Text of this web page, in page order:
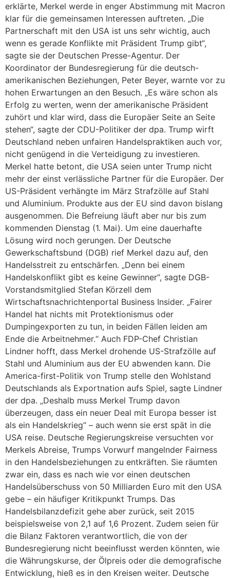
erklärte, Merkel werde in enger Abstimmung mit Macron
klar für die gemeinsamen Interessen auftreten. „Die
Partnerschaft mit den USA ist uns sehr wichtig, auch
wenn es gerade Konflikte mit Präsident Trump gibt“,
sagte sie der Deutschen Presse-Agentur. Der
Koordinator der Bundesregierung für die deutsch-
amerikanischen Beziehungen, Peter Beyer, warnte vor zu
hohen Erwartungen an den Besuch. „Es wäre schon als
Erfolg zu werten, wenn der amerikanische Präsident
zuhört und klar wird, dass die Europäer Seite an Seite
stehen“, sagte der CDU-Politiker der dpa. Trump wirft
Deutschland neben unfairen Handelspraktiken auch vor,
nicht genügend in die Verteidigung zu investieren.
Merkel hatte betont, die USA seien unter Trump nicht
mehr der einst verlässliche Partner für die Europäer. Der
US-Präsident verhängte im März Strafzölle auf Stahl
und Aluminium. Produkte aus der EU sind davon bislang
ausgenommen. Die Befreiung läuft aber nur bis zum
kommenden Dienstag (1. Mai). Um eine dauerhafte
Lösung wird noch gerungen. Der Deutsche
Gewerkschaftsbund (DGB) rief Merkel dazu auf, den
Handelsstreit zu entschärfen. „Denn bei einem
Handelskonflikt gibt es keine Gewinner“, sagte DGB-
Vorstandsmitglied Stefan Körzell dem
Wirtschaftsnachrichtenportal Business Insider. „Fairer
Handel hat nichts mit Protektionismus oder
Dumpingexporten zu tun, in beiden Fällen leiden am
Ende die Arbeitnehmer.“ Auch FDP-Chef Christian
Lindner hofft, dass Merkel drohende US-Strafzölle auf
Stahl und Aluminium aus der EU abwenden kann. Die
America-first-Politik von Trump stelle den Wohlstand
Deutschlands als Exportnation aufs Spiel, sagte Lindner
der dpa. „Deshalb muss Merkel Trump davon
überzeugen, dass ein neuer Deal mit Europa besser ist
als ein Handelskrieg“ – auch wenn sie erst spät in die
USA reise. Deutsche Regierungskreise versuchten vor
Merkels Abreise, Trumps Vorwurf mangelnder Fairness
in den Handelsbeziehungen zu entkräften. Sie räumten
zwar ein, dass es nach wie vor einen deutschen
Handelsüberschuss von 50 Milliarden Euro mit den USA
gebe – ein häufiger Kritikpunkt Trumps. Das
Handelsbilanzdefizit gehe aber zurück, seit 2015
beispielsweise von 2,1 auf 1,6 Prozent. Zudem seien für
die Bilanz Faktoren verantwortlich, die von der
Bundesregierung nicht beeinflusst werden könnten, wie
die Währungskurse, der Ölpreis oder die demografische
Entwicklung, hieß es in den Kreisen weiter. Deutsche